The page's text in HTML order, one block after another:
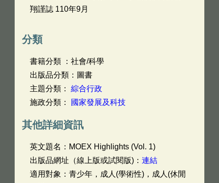
翔謹誌 110年9月
分類
書籍分類 ：社會/科學
出版品分類：圖書
主題分類： 綜合行政
施政分類：
國家發展及科技
其他詳細資訊
英文題名： MOEX Highlights (Vol. 1)
出版品網址（線上版或試閱版)： 連結
適用對象：青少年，成人(學術性)，成人(休閒